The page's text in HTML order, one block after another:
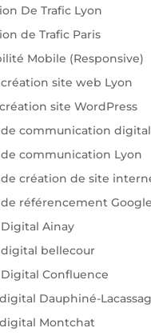
De Trafic Lyon
de Trafic Paris
Mobile (Responsive)
site web Lyon
site WordPress
communication
communication Lyon
création de site
référencement
Ainay
bellecour
Confluence
Dauphiné-
Montchat